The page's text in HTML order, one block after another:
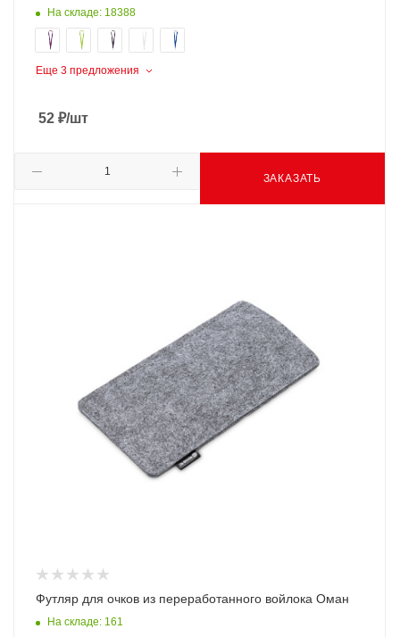
На складе: 18388
Еще 3 предложения
52 ₽/шт
ЗАКАЗАТЬ
Футляр для очков из переработанного войлока Оман
На складе: 161